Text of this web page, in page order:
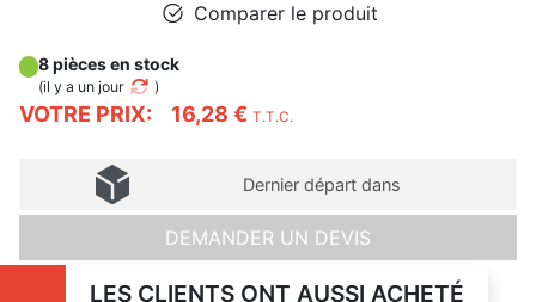
Comparer le produit
VOTRE PRIX: 16,28 € T.T.C.
8 pièces en stock
(il y a un jour )
Dernier départ dans
DEMANDER UN DEVIS
LES CLIENTS ONT AUSSI ACHETÉ